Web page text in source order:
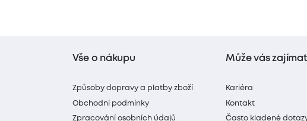
Vše o nákupu
Způsoby dopravy a platby zboží
Obchodní podmínky
Zpracování osobních údajů
Může vás zajímat
Kariéra
Kontakt
Často kladené